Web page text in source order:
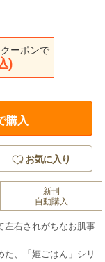
ーポンで
)
購入
お気に入り
新刊
自動購入
左右されがちなお肌事
、「姫ごはん」シリ